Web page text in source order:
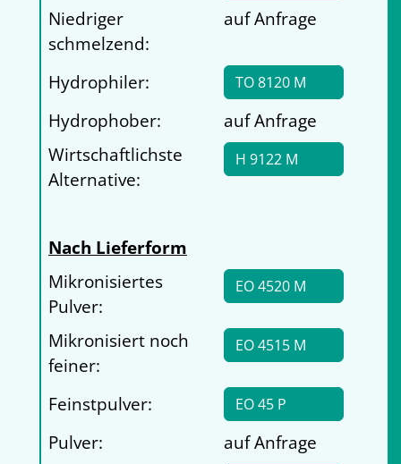
Niedriger
schmelzend:
auf Anfrage
Hydrophiler: TO 8120 M
Hydrophober:
auf Anfrage
Wirtschaftlichste
Alternative:
H 9122 M
Nach Lieferform
Mikronisiertes
Pulver:
EO 4520 M
Mikronisiert noch
feiner:
EO 4515 M
Feinstpulver: EO 45 P
Pulver:
auf Anfrage